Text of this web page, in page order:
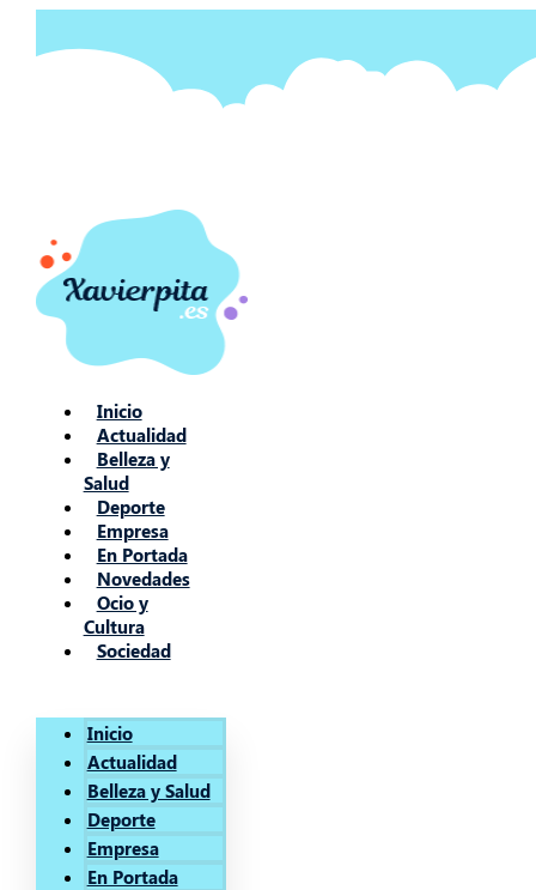
contenido
Inicio
Actualidad
Belleza y
Salud
Deporte
Empresa
En Portada
Novedades
Ocio y
Cultura
Sociedad
Inicio
Actualidad
Belleza y Salud
Deporte
Empresa
En Portada